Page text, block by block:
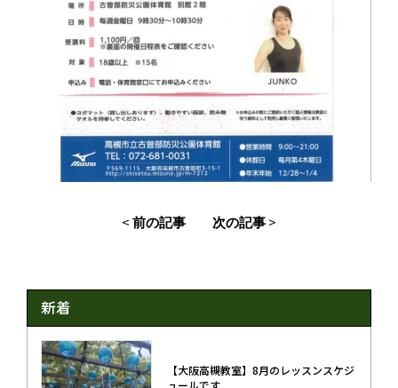
< 前の記事 次の記事 >
新着
【大阪高槻教室】8月のレッスンスケジ
ュールです